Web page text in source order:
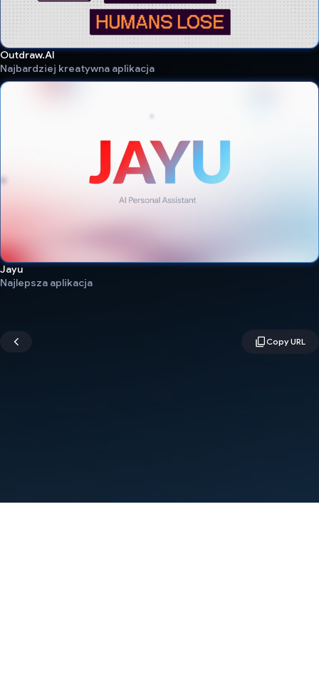
Outdraw.AI
Najbardziej kreatywna aplikacja
Jayu
Najlepsza aplikacja